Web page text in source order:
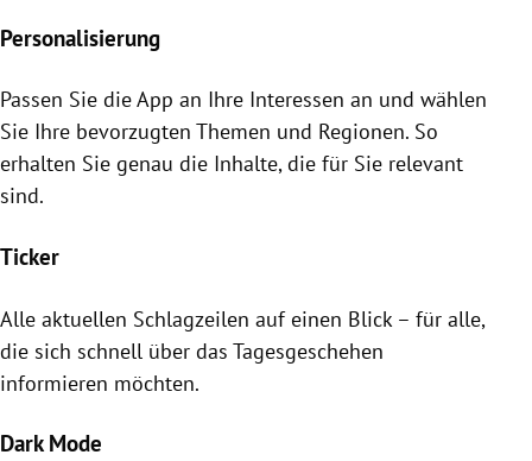
Personalisierung
Passen Sie die App an Ihre Interessen an und wählen
Sie Ihre bevorzugten Themen und Regionen. So
erhalten Sie genau die Inhalte, die für Sie relevant
sind.
Ticker
Alle aktuellen Schlagzeilen auf einen Blick – für alle,
die sich schnell über das Tagesgeschehen
informieren möchten.
Dark Mode